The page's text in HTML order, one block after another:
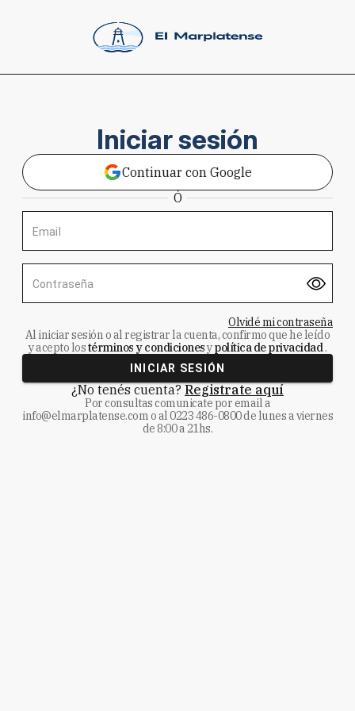
Iniciar sesión
Continuar con Google
Ó
Email
Contraseña
Olvidé mi contraseña
Al iniciar sesión o al registrar la cuenta, confirmo que he leído
y acepto lostérminos y condicionesypolítica de privacidad.
INICIAR SESIÓN
¿No tenés cuenta? Registrate aquí
Por consultas comunicate por email a
info@elmarplatense.como al0223 486-0800de lunes a viernes
de 8:00 a 21hs.